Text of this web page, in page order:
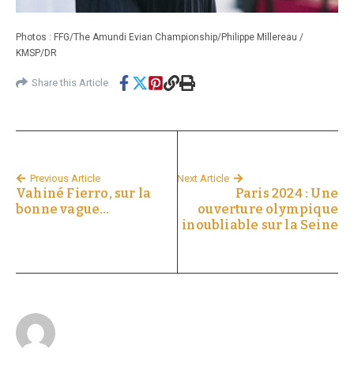
Photos : FFG/The Amundi Evian Championship/Philippe Millereau /
KMSP/DR
Share this Article
Previous Article
Vahiné Fierro, sur la
bonne vague…
Next Article
Paris 2024 : Une
ouverture olympique
inoubliable sur la Seine